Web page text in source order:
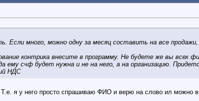
Если много, можно одну за месяц составить на все
контрика внесите в программу. Не будете же вы всех
ему счф будет нужна и не на него, а на организацию.
НДС
Т.е. я у него просто спрашиваю ФИО и верю на слово ил